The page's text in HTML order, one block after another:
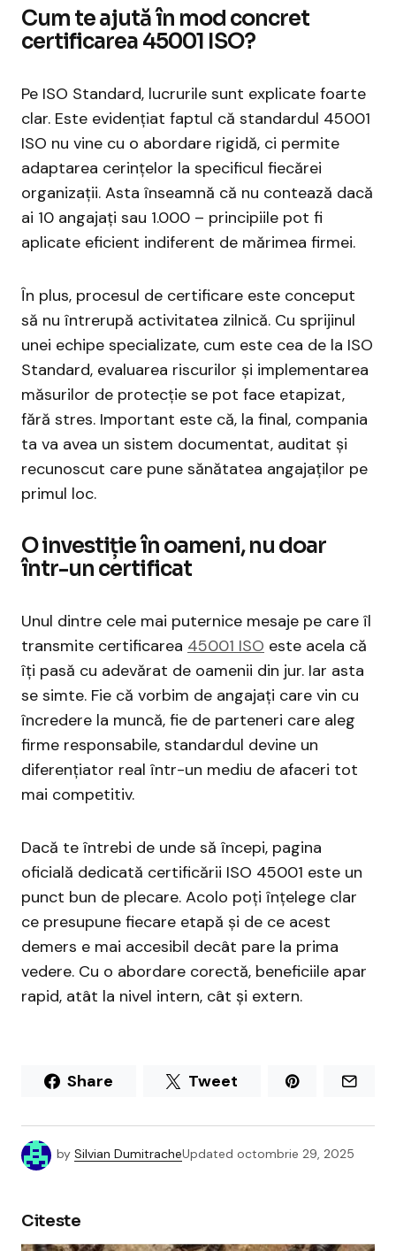
Cum te ajută în mod concret
certificarea 45001 ISO?
Pe ISO Standard, lucrurile sunt explicate foarte
clar. Este evidențiat faptul că standardul 45001
ISO nu vine cu o abordare rigidă, ci permite
adaptarea cerințelor la specificul fiecărei
organizații. Asta înseamnă că nu contează dacă
ai 10 angajați sau 1.000 – principiile pot fi
aplicate eficient indiferent de mărimea firmei.
În plus, procesul de certificare este conceput
să nu întrerupă activitatea zilnică. Cu sprijinul
unei echipe specializate, cum este cea de la ISO
Standard, evaluarea riscurilor și implementarea
măsurilor de protecție se pot face etapizat,
fără stres. Important este că, la final, compania
ta va avea un sistem documentat, auditat și
recunoscut care pune sănătatea angajaților pe
primul loc.
O investiție în oameni, nu doar
într-un certificat
Unul dintre cele mai puternice mesaje pe care îl
transmite certificarea 45001 ISO este acela că
îți pasă cu adevărat de oamenii din jur. Iar asta
se simte. Fie că vorbim de angajați care vin cu
încredere la muncă, fie de parteneri care aleg
firme responsabile, standardul devine un
diferențiator real într-un mediu de afaceri tot
mai competitiv.
Dacă te întrebi de unde să începi, pagina
oficială dedicată certificării ISO 45001 este un
punct bun de plecare. Acolo poți înțelege clar
ce presupune fiecare etapă și de ce acest
demers e mai accesibil decât pare la prima
vedere. Cu o abordare corectă, beneficiile apar
rapid, atât la nivel intern, cât și extern.
Share Tweet
by Silvian DumitracheUpdated octombrie 29, 2025
Citeste